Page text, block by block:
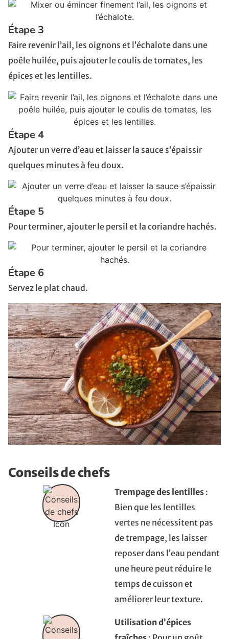
Étape 3
Faire revenir l’ail, les oignons et l’échalote dans une
poêle huilée, puis ajouter le coulis de tomates, les
épices et les lentilles.
Étape 4
Ajouter un verre d’eau et laisser la sauce s’épaissir
quelques minutes à feu doux.
Étape 5
Pour terminer, ajouter le persil et la coriandre hachés.
Étape 6
Servez le plat chaud.
Conseils de chefs
Trempage des lentilles :
Bien que les lentilles
vertes ne nécessitent pas
de trempage, les laisser
reposer dans l’eau pendant
une heure peut réduire le
temps de cuisson et
améliorer leur texture.
Utilisation d’épices